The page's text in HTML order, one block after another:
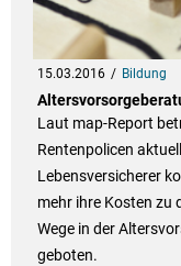
15.03.2016 Bildung
Laut map-Report
Rentenpolicen
Lebensversicherer
mehr ihre Kosten zu
Wege in der
geboten.